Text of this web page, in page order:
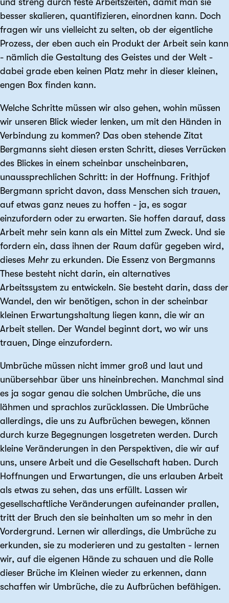
besser skalieren, quantifizieren, einordnen kann. Doch
fragen wir uns vielleicht zu selten, ob der eigentliche
Prozess, der eben auch ein Produkt der Arbeit sein kann
- nämlich die Gestaltung des Geistes und der Welt -
dabei grade eben keinen Platz mehr in dieser kleinen,
engen Box finden kann.
Welche Schritte müssen wir also gehen, wohin müssen
wir unseren Blick wieder lenken, um mit den Händen in
Verbindung zu kommen? Das oben stehende Zitat
Bergmanns sieht diesen ersten Schritt, dieses Verrücken
des Blickes in einem scheinbar unscheinbaren,
unaussprechlichen Schritt: in der Hoffnung. Frithjof
Bergmann spricht davon, dass Menschen sich trauen,
auf etwas ganz neues zu hoffen - ja, es sogar
einzufordern oder zu erwarten. Sie hoffen darauf, dass
Arbeit mehr sein kann als ein Mittel zum Zweck. Und sie
fordern ein, dass ihnen der Raum dafür gegeben wird,
dieses Mehr zu erkunden. Die Essenz von Bergmanns
These besteht nicht darin, ein alternatives
Arbeitssystem zu entwickeln. Sie besteht darin, dass der
Wandel, den wir benötigen, schon in der scheinbar
kleinen Erwartungshaltung liegen kann, die wir an
Arbeit stellen. Der Wandel beginnt dort, wo wir uns
trauen, Dinge einzufordern.
Umbrüche müssen nicht immer groß und laut und
unübersehbar über uns hineinbrechen. Manchmal sind
es ja sogar genau die solchen Umbrüche, die uns
lähmen und sprachlos zurücklassen. Die Umbrüche
allerdings, die uns zu Aufbrüchen bewegen, können
durch kurze Begegnungen losgetreten werden. Durch
kleine Veränderungen in den Perspektiven, die wir auf
uns, unsere Arbeit und die Gesellschaft haben. Durch
Hoffnungen und Erwartungen, die uns erlauben Arbeit
als etwas zu sehen, das uns erfüllt. Lassen wir
gesellschaftliche Veränderungen aufeinander prallen,
tritt der Bruch den sie beinhalten um so mehr in den
Vordergrund. Lernen wir allerdings, die Umbrüche zu
erkunden, sie zu moderieren und zu gestalten - lernen
wir, auf die eigenen Hände zu schauen und die Rolle
dieser Brüche im Kleinen wieder zu erkennen, dann
schaffen wir Umbrüche, die zu Aufbrüchen befähigen.